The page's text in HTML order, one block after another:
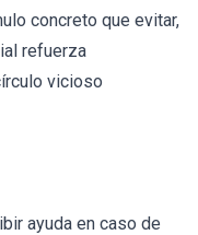
concreto que evitar,
refuerza
vicioso
ayuda en caso de